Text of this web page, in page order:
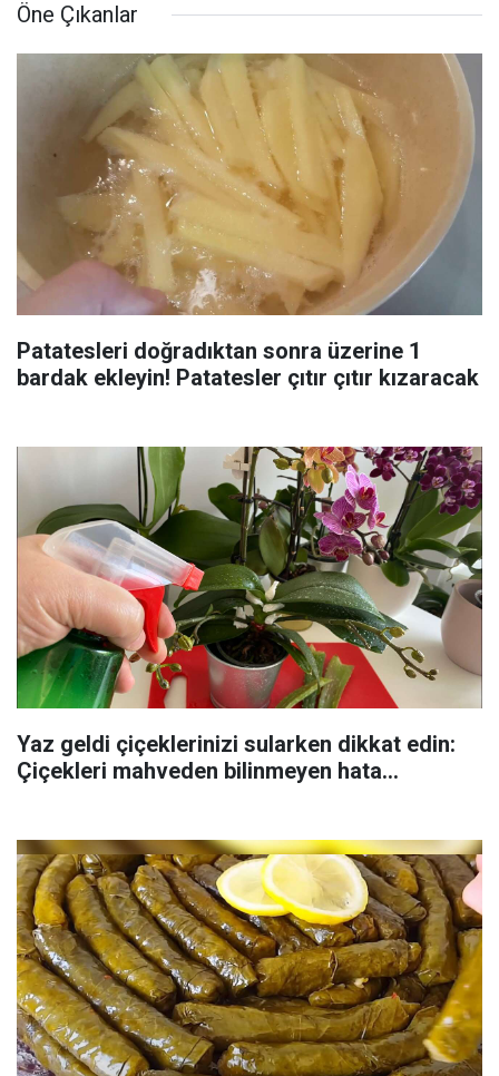
Öne Çıkanlar
Patatesleri doğradıktan sonra üzerine 1
bardak ekleyin! Patatesler çıtır çıtır kızaracak
Yaz geldi çiçeklerinizi sularken dikkat edin:
Çiçekleri mahveden bilinmeyen hata...